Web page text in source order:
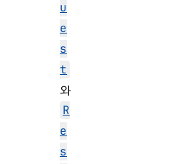
u
e
s
t
와
R
e
s